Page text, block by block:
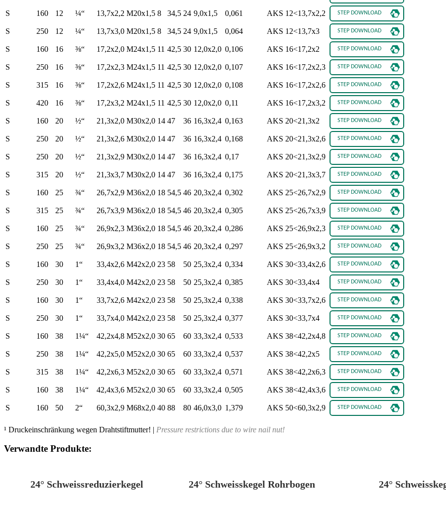
S 160 12 ¼“ 13,7x2,2 M20x1,5 8 34,5 24 9,0x1,5 0,061 AKS 12<13,7x2,2
S 250 12 ¼“ 13,7x3,0 M20x1,5 8 34,5 24 9,0x1,5 0,064 AKS 12<13,7x3
S 160 16 ⅜“ 17,2x2,0 M24x1,5 11 42,5 30 12,0x2,0 0,106 AKS 16<17,2x2
S 250 16 ⅜“ 17,2x2,3 M24x1,5 11 42,5 30 12,0x2,0 0,107 AKS 16<17,2x2,3
S 315 16 ⅜“ 17,2x2,6 M24x1,5 11 42,5 30 12,0x2,0 0,108 AKS 16<17,2x2,6
S 420 16 ⅜“ 17,2x3,2 M24x1,5 11 42,5 30 12,0x2,0 0,11 AKS 16<17,2x3,2
S 160 20 ½“ 21,3x2,0 M30x2,0 14 47 36 16,3x2,4 0,163 AKS 20<21,3x2
S 250 20 ½“ 21,3x2,6 M30x2,0 14 47 36 16,3x2,4 0,168 AKS 20<21,3x2,6
S 250 20 ½“ 21,3x2,9 M30x2,0 14 47 36 16,3x2,4 0,17 AKS 20<21,3x2,9
S 315 20 ½“ 21,3x3,7 M30x2,0 14 47 36 16,3x2,4 0,175 AKS 20<21,3x3,7
S 160 25 ¾“ 26,7x2,9 M36x2,0 18 54,5 46 20,3x2,4 0,302 AKS 25<26,7x2,9
S 315 25 ¾“ 26,7x3,9 M36x2,0 18 54,5 46 20,3x2,4 0,305 AKS 25<26,7x3,9
S 160 25 ¾“ 26,9x2,3 M36x2,0 18 54,5 46 20,3x2,4 0,286 AKS 25<26,9x2,3
S 250 25 ¾“ 26,9x3,2 M36x2,0 18 54,5 46 20,3x2,4 0,297 AKS 25<26,9x3,2
S 160 30 1“ 33,4x2,6 M42x2,0 23 58 50 25,3x2,4 0,334 AKS 30<33,4x2,6
S 250 30 1“ 33,4x4,0 M42x2,0 23 58 50 25,3x2,4 0,385 AKS 30<33,4x4
S 160 30 1“ 33,7x2,6 M42x2,0 23 58 50 25,3x2,4 0,338 AKS 30<33,7x2,6
S 250 30 1“ 33,7x4,0 M42x2,0 23 58 50 25,3x2,4 0,377 AKS 30<33,7x4
S 160 38 1¼“ 42,2x4,8 M52x2,0 30 65 60 33,3x2,4 0,533 AKS 38<42,2x4,8
S 250 38 1¼“ 42,2x5,0 M52x2,0 30 65 60 33,3x2,4 0,537 AKS 38<42,2x5
S 315 38 1¼“ 42,2x6,3 M52x2,0 30 65 60 33,3x2,4 0,571 AKS 38<42,2x6,3
S 160 38 1¼“ 42,4x3,6 M52x2,0 30 65 60 33,3x2,4 0,505 AKS 38<42,4x3,6
S 160 50 2“ 60,3x2,9 M68x2,0 40 88 80 46,0x3,0 1,379 AKS 50<60,3x2,9
¹ Druckeinschränkung wegen Drahtstiftmutter! | Pressure restrictions due to wire nail nut!
Verwandte Produkte:
24° Schweissreduzierkegel 24° Schweisskegel Rohrbogen 24°